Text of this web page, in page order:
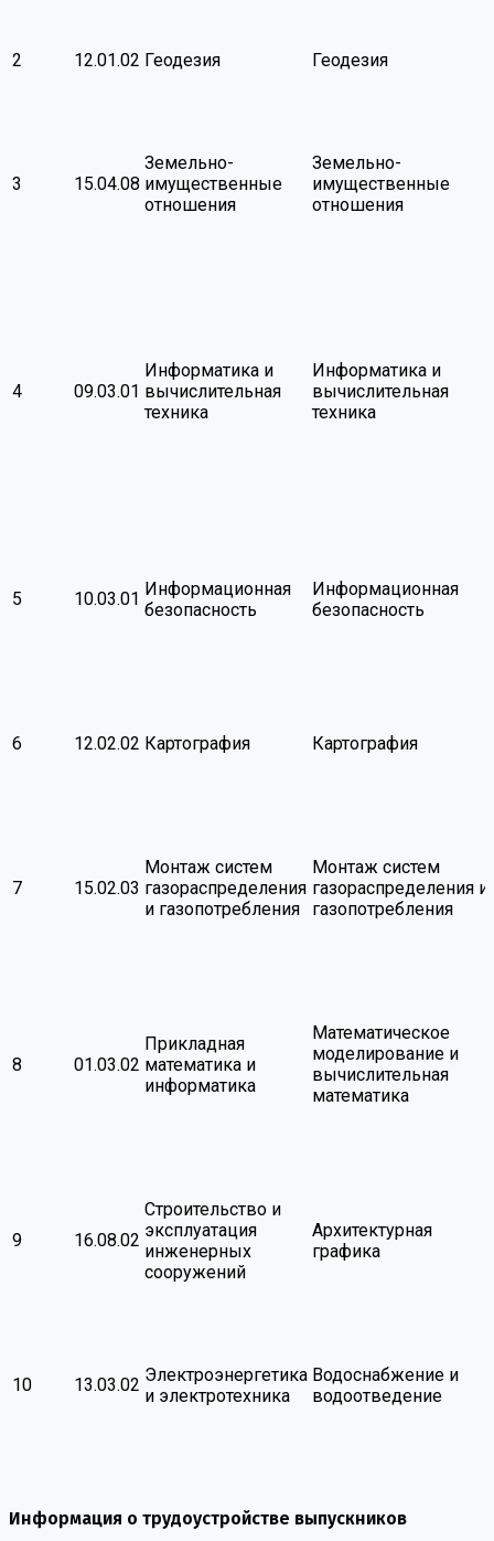
2 12.01.02 Геодезия Геодезия
3 15.04.08
Земельно-
имущественные
отношения
Земельно-
имущественные
отношения
4 09.03.01
Информатика и
вычислительная
техника
Информатика и
вычислительная
техника
5 10.03.01 Информационная
безопасность
Информационная
безопасность
6 12.02.02 Картография Картография
7 15.02.03
Монтаж систем
газораспределения
и газопотребления
Монтаж систем
газораспределения и
газопотребления
8 01.03.02
Прикладная
математика и
информатика
Математическое
моделирование и
вычислительная
математика
9 16.08.02
Строительство и
эксплуатация
инженерных
сооружений
Архитектурная
графика
10 13.03.02 Электроэнергетика
и электротехника
Водоснабжение и
водоотведение
Информация о трудоустройстве выпускников